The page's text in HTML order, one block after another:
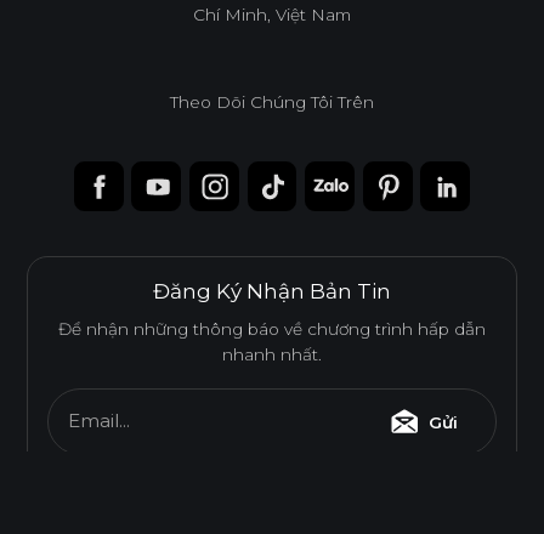
Chí Minh, Việt Nam
Theo Dõi Chúng Tôi Trên
Đăng Ký Nhận Bản Tin
Để nhận những thông báo về chương trình hấp dẫn
nhanh nhất.
Email... Gửi